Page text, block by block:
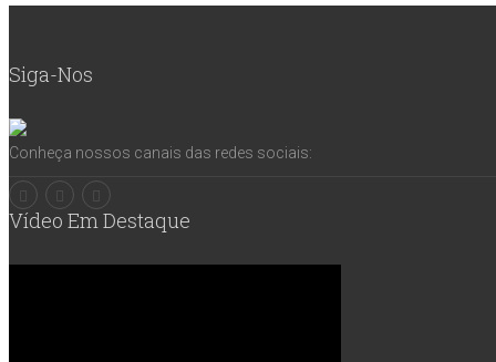
Siga-Nos
Conheça nossos canais das redes sociais:
Vídeo Em Destaque